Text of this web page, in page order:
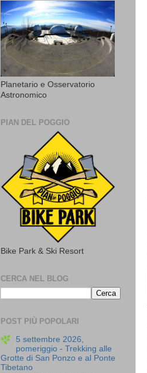
Planetario e Osservatorio
Astronomico
PIAN DEL POGGIO
Bike Park & Ski Resort
CERCA NEL BLOG
POST PIÙ POPOLARI
5 settembre 2026,
pomeriggio - Trekking alle
Grotte di San Ponzo e al Ponte
Tibetano